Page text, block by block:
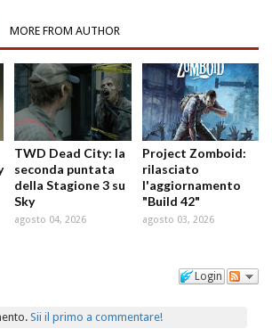
MORE FROM AUTHOR
TWD Dead City: la
seconda puntata
della Stagione 3 su
Sky
agosto 04, 2026
Project Zomboid:
rilasciato
l'aggiornamento
"Build 42"
agosto 03, 2026
Login
Sii il primo a commentare!